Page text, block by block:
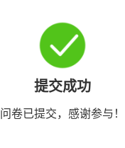
提交成功
问卷已提交，感谢参与！